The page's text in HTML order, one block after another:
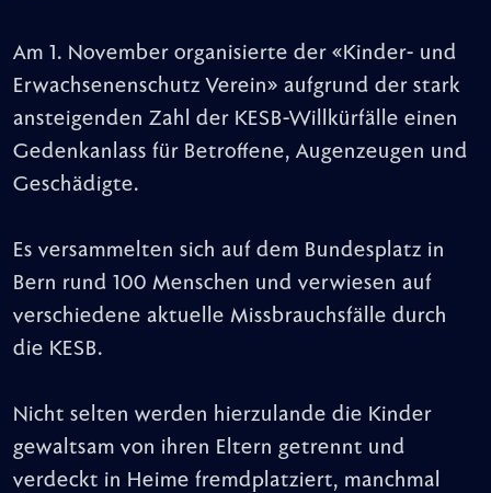
Am 1. November organisierte der «Kinder- und
Erwachsenenschutz Verein» aufgrund der stark
ansteigenden Zahl der KESB-Willkürfälle einen
Gedenkanlass für Betroffene, Augenzeugen und
Geschädigte.
Es versammelten sich auf dem Bundesplatz in
Bern rund 100 Menschen und verwiesen auf
verschiedene aktuelle Missbrauchsfälle durch
die KESB.
Nicht selten werden hierzulande die Kinder
gewaltsam von ihren Eltern getrennt und
verdeckt in Heime fremdplatziert, manchmal